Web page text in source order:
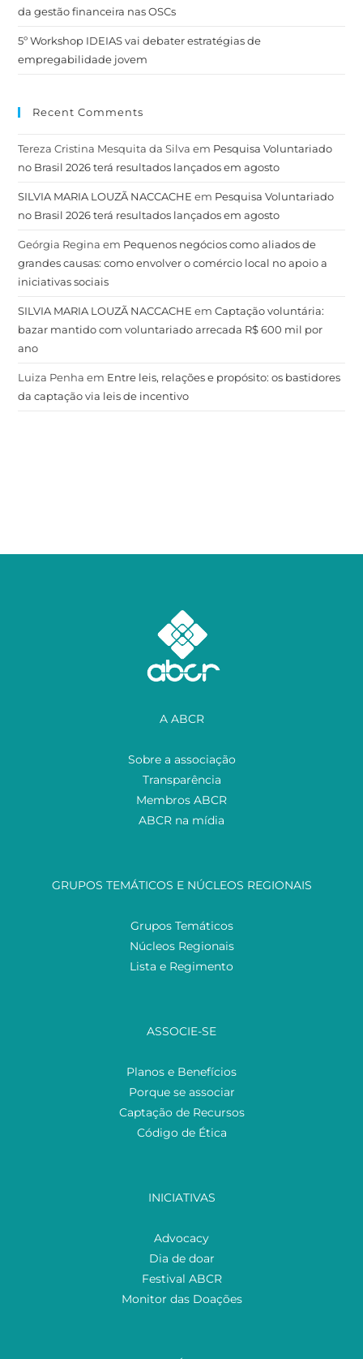
da gestão financeira nas OSCs
5º Workshop IDEIAS vai debater estratégias de
empregabilidade jovem
Recent Comments
Tereza Cristina Mesquita da Silva em Pesquisa Voluntariado
no Brasil 2026 terá resultados lançados em agosto
SILVIA MARIA LOUZÃ NACCACHE em Pesquisa Voluntariado
no Brasil 2026 terá resultados lançados em agosto
Geórgia Regina em Pequenos negócios como aliados de
grandes causas: como envolver o comércio local no apoio a
iniciativas sociais
SILVIA MARIA LOUZÃ NACCACHE emCaptação voluntária:
bazar mantido com voluntariado arrecada R$ 600 mil por
ano
Luiza Penha em Entre leis, relações e propósito: os bastidores
da captação via leis de incentivo
A ABCR
Sobre a associação
Transparência
Membros ABCR
ABCR na mídia
GRUPOS TEMÁTICOS E NÚCLEOS REGIONAIS
Grupos Temáticos
Núcleos Regionais
Lista e Regimento
ASSOCIE-SE
Planos e Benefícios
Porque se associar
Captação de Recursos
Código de Ética
INICIATIVAS
Advocacy
Dia de doar
Festival ABCR
Monitor das Doações